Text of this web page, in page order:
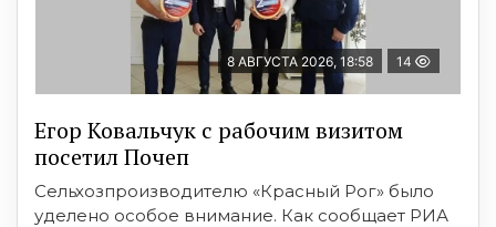
8 АВГУСТА 2026, 18:58 14
Егор Ковальчук с рабочим визитом
посетил Почеп
Сельхозпроизводителю «Красный Рог» было
уделено особое внимание. Как сообщает РИА